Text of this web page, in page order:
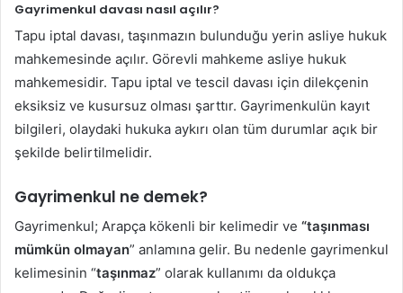
Gayrimenkul davası nasıl açılır?
Tapu iptal davası, taşınmazın bulunduğu yerin asliye hukuk
mahkemesinde açılır. Görevli mahkeme asliye hukuk
mahkemesidir. Tapu iptal ve tescil davası için dilekçenin
eksiksiz ve kusursuz olması şarttır. Gayrimenkulün kayıt
bilgileri, olaydaki hukuka aykırı olan tüm durumlar açık bir
şekilde belirtilmelidir.
Gayrimenkul ne demek?
Gayrimenkul; Arapça kökenli bir kelimedir ve “taşınması
mümkün olmayan” anlamına gelir. Bu nedenle gayrimenkul
kelimesinin “taşınmaz” olarak kullanımı da oldukça